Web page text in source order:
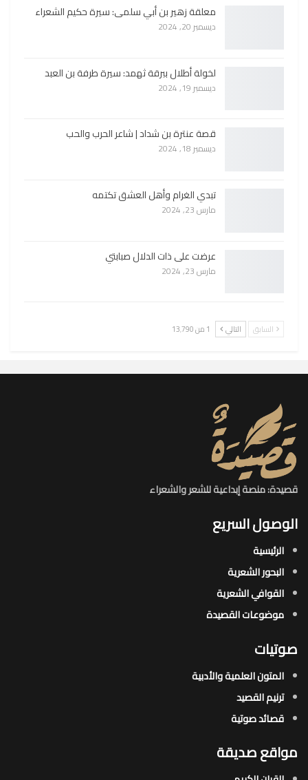
معلقة زهير بن أبي سلمى: سيرة حكيم الشعراء
ديسمبر 20, 2024
لخولة أطلال ببرقة ثهمد: سيرة طرفة بن العبد
ديسمبر 19, 2024
قصة عنترة بن شداد | شاعر الحرب والحب
ديسمبر 18, 2024
تبدي الغرام وأهل العشق تكتمه
مارس 23, 2024
عرضت على ذات الدلال صبابتي
مارس 23, 2024
السابق التالي 1 من 13٬790
قصيدة: منصة إبداعية للشعر والشعراء
الوصول السريع
الرئيسية
البحور الشعرية​
القوافي الشعرية​
موضوعات القصيدة​
صوتيات
المتون العلمية والأدبية
ترنيم القصيد
قصائد صوتية
مواقع صديقة